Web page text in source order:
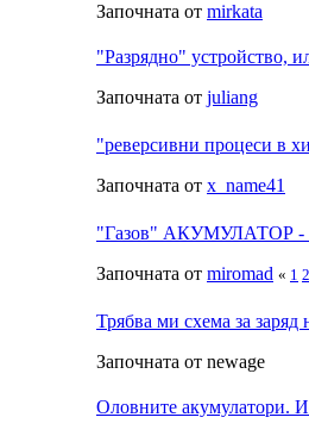
Започната от mirkata
"Разрядно" устройство,
Започната от juliang
"реверсивни процеси в
Започната от x_name41
"Газов" АКУМУЛАТОР -
Започната от miromad « 1 2
Трябва ми схема за
Започната от newage
Оловните акумулатори.